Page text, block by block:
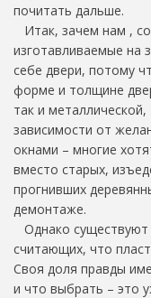
почитать дальше.
Итак, зачем нам ,
изготавливаемые на
себе двери, потому
форме и толщине
так и
зависимости от
окнами – многие
вместо старых,
прогнивших
демонтаже.
Однако существуют
считающих, что
Своя доля правды
и что выбрать – это